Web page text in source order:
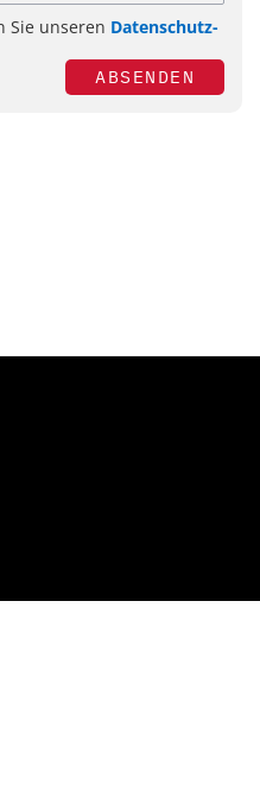
Sie unseren Datenschutz-
ABSENDEN